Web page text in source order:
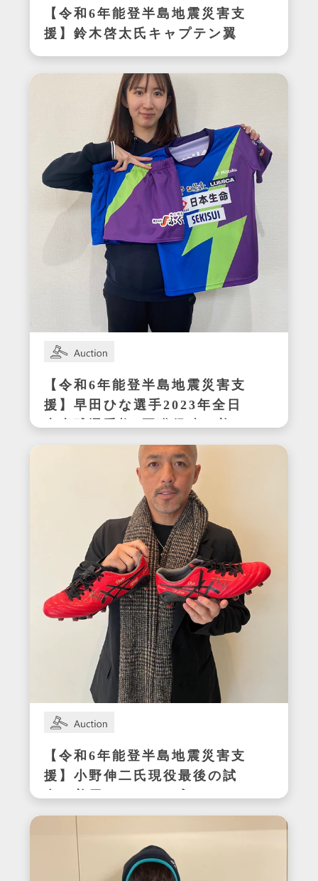
【令和6年能登半島地震災害支
援】鈴木啓太氏キャプテン翼
CUP かつしか2024エキシビ
ジョンマッチ着用サイン入り
明和ユニフォーム
【令和6年能登半島地震災害支
援】早田ひな選手2023年全日
本卓球選手権3冠獲得時の着用
サイン入りセットアップ
【令和6年能登半島地震災害支
援】小野伸二氏現役最後の試
合で着用したサイン入りスパ
イク